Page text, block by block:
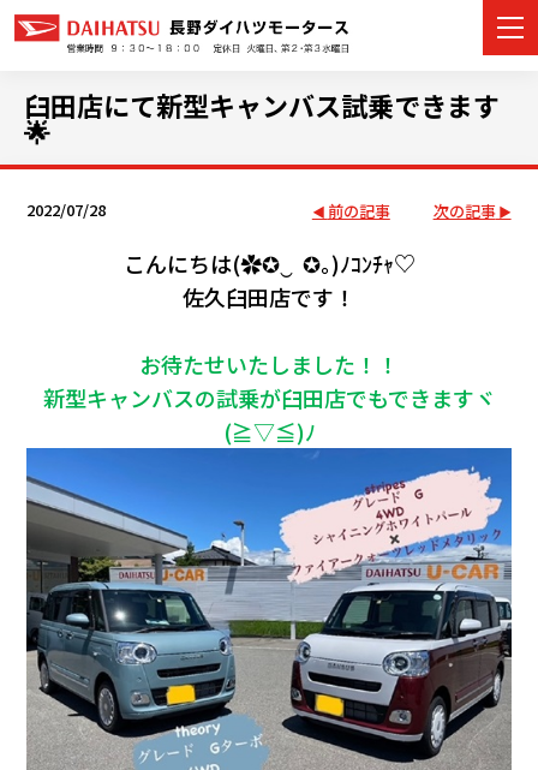
店舗情報
イベント・キャンペーン
ご購入者サポート
アフターサポート
会社情報
カタ
リコ
お問
臼田店にて新型キャンバス試乗できます
🌟
2022/07/28 前の記事 次の記事
こんにちは(✿✪‿ ✪｡)ﾉｺﾝﾁｬ♡
佐久臼田店です！
お待たせいたしました！！
新型キャンバスの試乗が臼田店でもできますヾ
(≧▽≦)ﾉ